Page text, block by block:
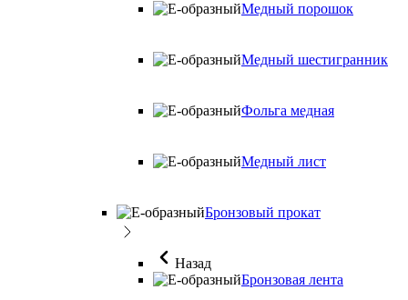
Медный порошок
Медный шестигранник
Фольга медная
Медный лист
Бронзовый прокат
Назад
Бронзовая лента